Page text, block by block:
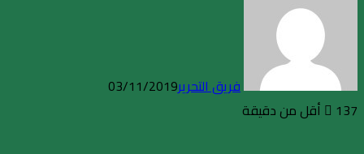
فريق التحرير03/11/2019
137
أقل من دقيقة